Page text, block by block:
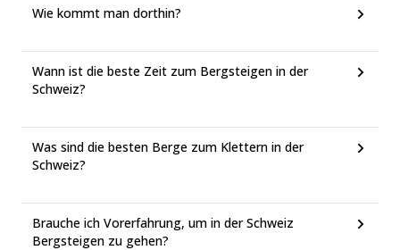
Wie kommt man dorthin?
Wann ist die beste Zeit zum Bergsteigen in der
Schweiz?
Was sind die besten Berge zum Klettern in der
Schweiz?
Brauche ich Vorerfahrung, um in der Schweiz
Bergsteigen zu gehen?